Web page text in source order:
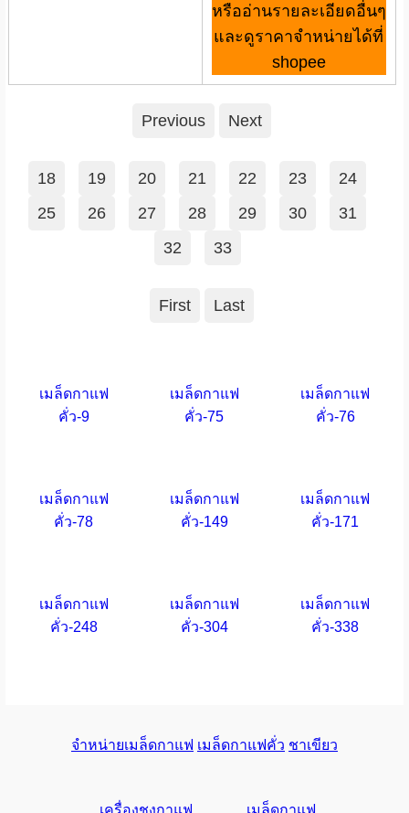
หรืออ่านรายละเอียดอื่นๆ
และดูราคาจำหน่ายได้ที่
shopee
Previous Next
18 19 20 21 22 23
24
25
26 27 28 29 30
31
32
33
First Last
เมล็ดกาแฟ
คั่ว-9
เมล็ดกาแฟ
คั่ว-75
เมล็ดกาแฟ
คั่ว-76
เมล็ดกาแฟ
คั่ว-78
เมล็ดกาแฟ
คั่ว-149
เมล็ดกาแฟ
คั่ว-171
เมล็ดกาแฟ
คั่ว-248
เมล็ดกาแฟ
คั่ว-304
เมล็ดกาแฟ
คั่ว-338
จำหน่ายเมล็ดกาแฟ เมล็ดกาแฟคั่ว ชาเขียว